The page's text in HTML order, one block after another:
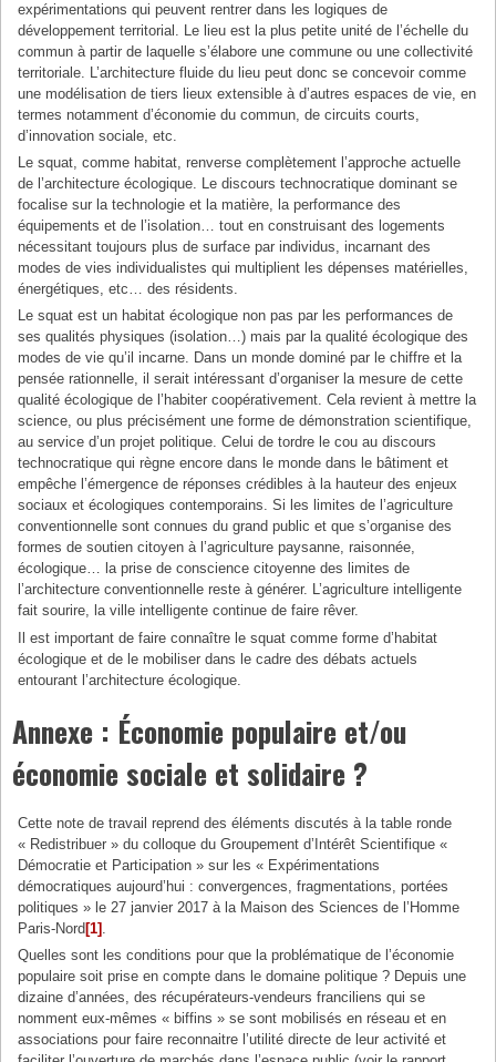
expérimentations qui peuvent rentrer dans les logiques de
développement territorial. Le lieu est la plus petite unité de l’échelle du
commun à partir de laquelle s’élabore une commune ou une collectivité
territoriale. L’architecture fluide du lieu peut donc se concevoir comme
une modélisation de tiers lieux extensible à d’autres espaces de vie, en
termes notamment d’économie du commun, de circuits courts,
d’innovation sociale, etc.
Le squat, comme habitat, renverse complètement l’approche actuelle
de l’architecture écologique. Le discours technocratique dominant se
focalise sur la technologie et la matière, la performance des
équipements et de l’isolation… tout en construisant des logements
nécessitant toujours plus de surface par individus, incarnant des
modes de vies individualistes qui multiplient les dépenses matérielles,
énergétiques, etc… des résidents.
Le squat est un habitat écologique non pas par les performances de
ses qualités physiques (isolation…) mais par la qualité écologique des
modes de vie qu’il incarne. Dans un monde dominé par le chiffre et la
pensée rationnelle, il serait intéressant d’organiser la mesure de cette
qualité écologique de l’habiter coopérativement. Cela revient à mettre la
science, ou plus précisément une forme de démonstration scientifique,
au service d’un projet politique. Celui de tordre le cou au discours
technocratique qui règne encore dans le monde dans le bâtiment et
empêche l’émergence de réponses crédibles à la hauteur des enjeux
sociaux et écologiques contemporains. Si les limites de l’agriculture
conventionnelle sont connues du grand public et que s’organise des
formes de soutien citoyen à l’agriculture paysanne, raisonnée,
écologique… la prise de conscience citoyenne des limites de
l’architecture conventionnelle reste à générer. L’agriculture intelligente
fait sourire, la ville intelligente continue de faire rêver.
Il est important de faire connaître le squat comme forme d’habitat
écologique et de le mobiliser dans le cadre des débats actuels
entourant l’architecture écologique.
Annexe : Économie populaire et/ou
économie sociale et solidaire ?
Cette note de travail reprend des éléments discutés à la table ronde
« Redistribuer » du colloque du Groupement d’Intérêt Scientifique «
Démocratie et Participation » sur les « Expérimentations
démocratiques aujourd’hui : convergences, fragmentations, portées
politiques » le 27 janvier 2017 à la Maison des Sciences de l’Homme
Paris-Nord [1]
Quelles sont les conditions pour que la problématique de l’économie
populaire soit prise en compte dans le domaine politique ? Depuis une
dizaine d’années, des récupérateurs-vendeurs franciliens qui se
nomment eux-mêmes « biffins » se sont mobilisés en réseau et en
associations pour faire reconnaitre l’utilité directe de leur activité et